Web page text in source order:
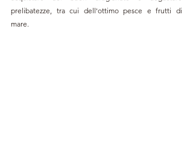
prelibatezze, tra cui dell'ottimo pesce e frutti di
mare.